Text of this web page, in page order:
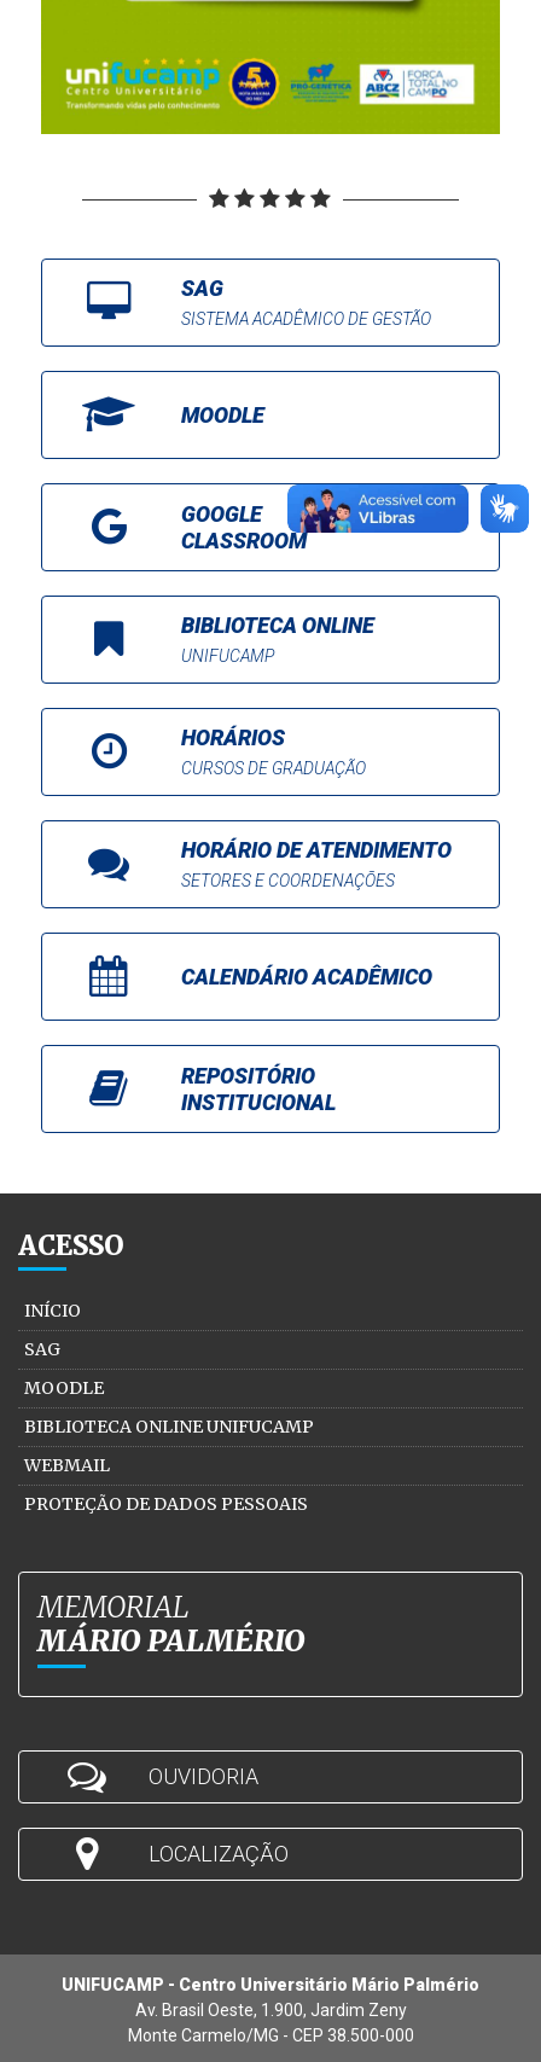
SAG
SISTEMA ACADÊMICO DE GESTÃO
MOODLE
GOOGLE
CLASSROOM
BIBLIOTECA ONLINE
UNIFUCAMP
HORÁRIOS
CURSOS DE GRADUAÇÃO
HORÁRIO DE ATENDIMENTO
SETORES E COORDENAÇÕES
CALENDÁRIO ACADÊMICO
REPOSITÓRIO
INSTITUCIONAL
ACESSO
INÍCIO
SAG
MOODLE
BIBLIOTECA ONLINE UNIFUCAMP
WEBMAIL
PROTEÇÃO DE DADOS PESSOAIS
MEMORIAL
MÁRIO PALMÉRIO
OUVIDORIA
LOCALIZAÇÃO
UNIFUCAMP - Centro Universitário Mário Palmério
Av. Brasil Oeste, 1.900, Jardim Zeny
Monte Carmelo/MG - CEP 38.500-000